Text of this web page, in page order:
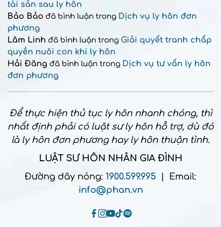
tài sản sau ly hôn
Bảo Bảo đã bình luận trong Dịch vụ ly hôn đơn
phương
Lâm Linh đã bình luận trong Giải quyết tranh chấp
quyền nuôi con khi ly hôn
Hải Đăng đã bình luận trong Dịch vụ tư vấn ly hôn
đơn phương
Để thực hiện thủ tục ly hôn nhanh chóng, thì
nhất định phải có luật sư ly hôn hỗ trợ, dù đó
là ly hôn đơn phương hay ly hôn thuận tình.
LUẬT SƯ HÔN NHÂN GIA ĐÌNH
Đường dây nóng: 1900.599.995 | Email:
info@phan.vn